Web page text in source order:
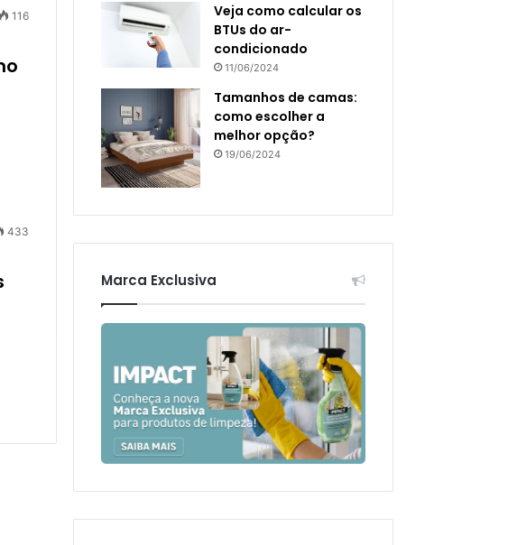
116
433
Veja como calcular os
BTUs do ar-
condicionado
11/06/2024
Tamanhos de camas:
como escolher a
melhor opção?
19/06/2024
Marca Exclusiva